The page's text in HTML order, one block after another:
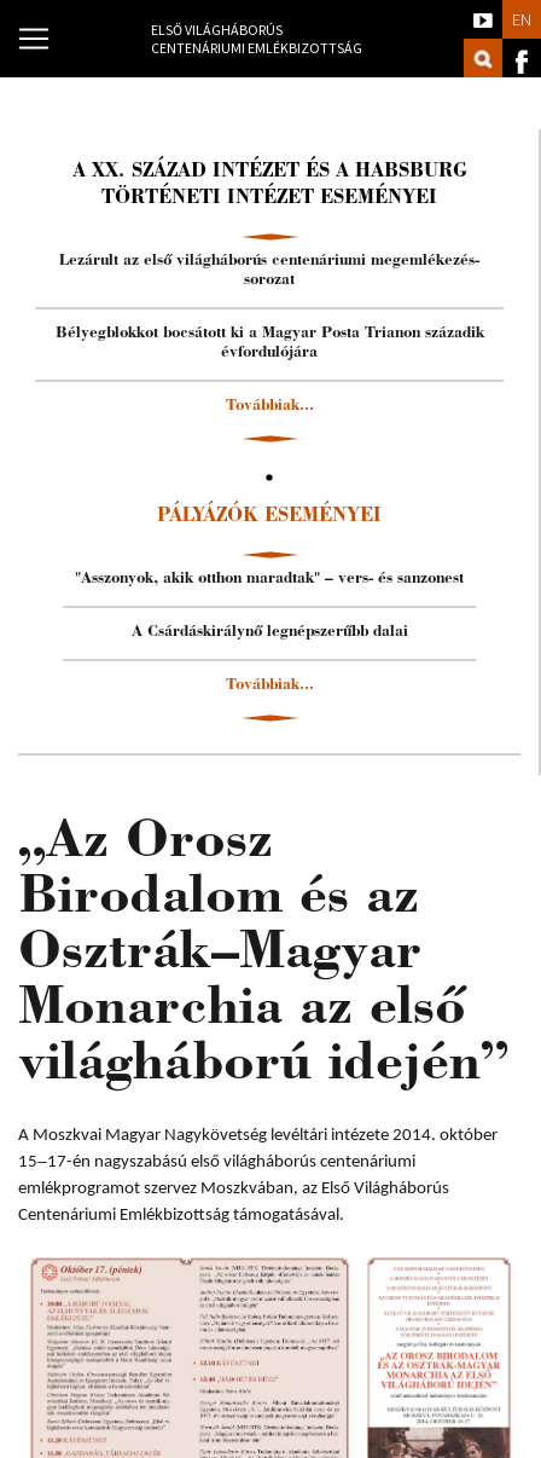
ELSŐ VILÁGHÁBORÚS
CENTENÁRIUMI EMLÉKBIZOTTSÁG
EN
A XX. SZÁZAD INTÉZET ÉS A HABSBURG
TÖRTÉNETI INTÉZET ESEMÉNYEI
Lezárult az első világháborús centenáriumi megemlékezés-
sorozat
Bélyegblokkot bocsátott ki a Magyar Posta Trianon századik
évfordulójára
Továbbiak...
PÁLYÁZÓK ESEMÉNYEI
"Asszonyok, akik otthon maradtak" – vers- és sanzonest
A Csárdáskirálynő legnépszerűbb dalai
Továbbiak...
„Az Orosz
Birodalom és az
Osztrák–Magyar
Monarchia az első
világháború idején”
A Moszkvai Magyar Nagykövetség levéltári intézete 2014. október
15–17-én nagyszabású első világháborús centenáriumi
emlékprogramot szervez Moszkvában, az Első Világháborús
Centenáriumi Emlékbizottság támogatásával.